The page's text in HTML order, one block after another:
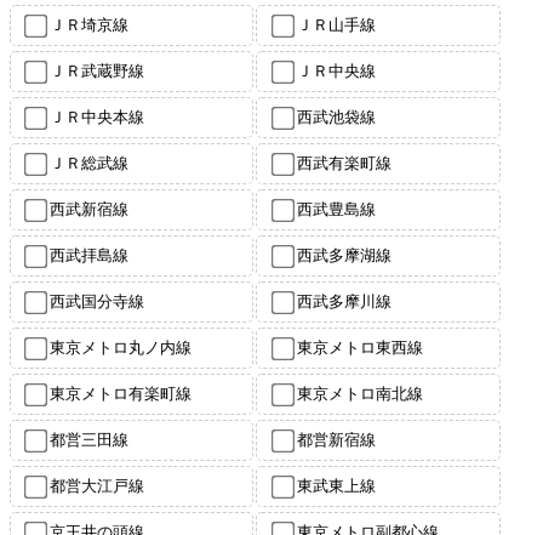
ＪＲ埼京線 ＪＲ山手線
ＪＲ武蔵野線 ＪＲ中央線
ＪＲ中央本線 西武池袋線
ＪＲ総武線 西武有楽町線
西武新宿線 西武豊島線
西武拝島線 西武多摩湖線
西武国分寺線 西武多摩川線
東京メトロ丸ノ内線 東京メトロ東西線
東京メトロ有楽町線 東京メトロ南北線
都営三田線 都営新宿線
都営大江戸線 東武東上線